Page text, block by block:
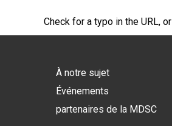
Check for a typo in the URL, or
À notre sujet
Événements
partenaires de la MDSC